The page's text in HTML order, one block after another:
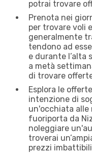
potrai trovare
Prenota nei
per trovare voli
generalmente
tendono ad
e durante l’alta
a metà
di trovare
Esplora le
intenzione di
un'occhiata alle
fuoriporta da
noleggiare
troverai
prezzi